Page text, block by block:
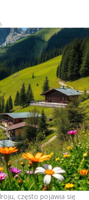
często pojawia się